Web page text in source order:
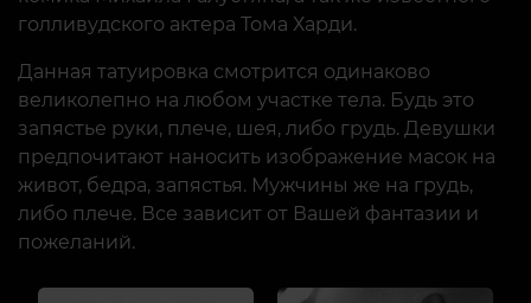
голливудского актера Тома Харди.
Данная татуировка смотрится одинаково
великолепно на любом участке тела. Будь это
запястье руки, плече, шея, либо грудь. Девушки
предпочитают наносить изображение масок на
живот, бедра, запястья. Мужчины же на грудь,
либо плече. Все зависит от Вашей фантазии и
пожеланий.